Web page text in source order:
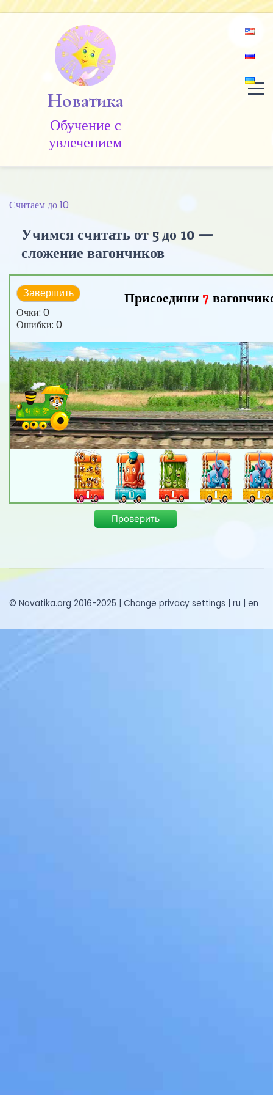
Skip
Новатика
Обучение c
увлечением
Считаем до 10
Учимся считать от 5 до 10 —
сложение вагончиков
Завершить
Очки: 0
Ошибки: 0
Присоедини7
Проверить
© Novatika.org 2016-2025 | Change privacy settings | ru | en